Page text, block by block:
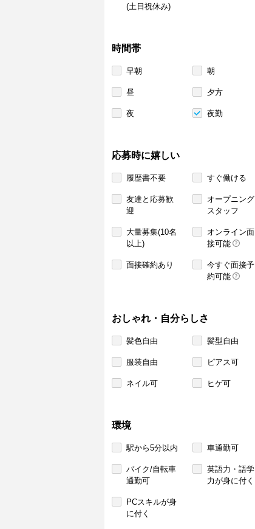
(土日祝休み)
時間帯
早朝 朝
昼 夕方
夜 夜勤
応募時に嬉しい
履歴書不要 すぐ働ける
友達と応募歓
迎
オープニング
スタッフ
大量募集(10名
以上)
オンライン面
接可能
面接確約あり
今すぐ面接予
約可能
おしゃれ・自分らしさ
髪色自由 髪型自由
服装自由 ピアス可
ネイル可 ヒゲ可
環境
駅から5分以内 車通勤可
バイク/自転車
通勤可
英語力・語学
力が身に付く
PCスキルが身
に付く